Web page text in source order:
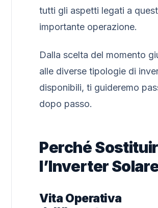
tutti gli aspetti legati a
importante operazione.
Dalla scelta del momento
alle diverse tipologie di
disponibili, ti guideremo
dopo passo.
Perché
l’Inverter
Vita Operativa